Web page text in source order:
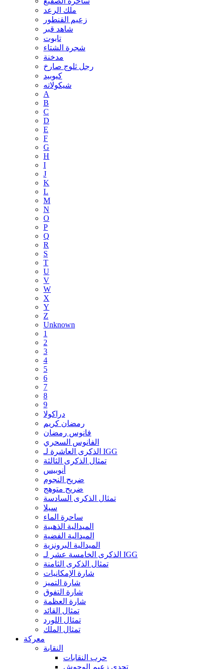
ملك الرعد
زعيم القنطور
شاهد قبر
تابوت
شجرة الشتاء
مدخنة
رجل ثلوج صارخ
كيوبيد
شيكولاته
A
B
C
D
E
F
G
H
I
J
K
L
M
N
O
P
Q
R
S
T
U
V
W
X
Y
Z
Unknown
1
2
3
4
5
6
7
8
9
دراكولا
رمضان كريم
فانوس رمضان
الفانوس السحري
الذكرى العاشرة لـ IGG
تمثال الذكرى الثالثة
أنوبيس
ضريح النجوم
ضريح متوهج
تمثال الذكرى السادسة
سيلا
ساحرة الماء
الميدالية الذهبية
الميدالية الفضية
الميدالية البرونزية
الذكرى الخامسة عشر لـ IGG
تمثال الذكرى الثامنة
شارة الإمكانيات
شارة التميز
شارة التفوق
شارة العظمة
تمثال القائد
تمثال اللورد
تمثال الملك
معركة
النقابة
حرب النقابات
تحدي زعيم الوحوش